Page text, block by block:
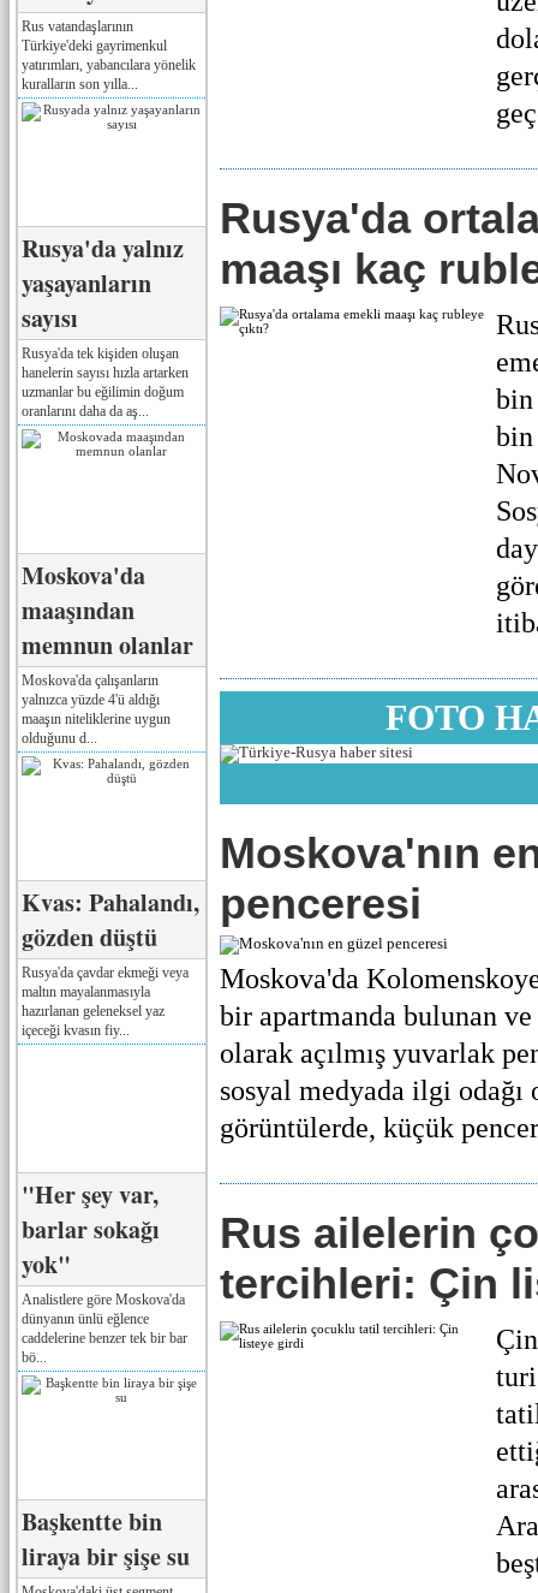
Rus vatandaşlarının
Türkiye'deki gayrimenkul
yatırımları, yabancılara yönelik
kuralların son yılla...
Rusya'da yalnız
yaşayanların
sayısı
Rusya'da tek kişiden oluşan
hanelerin sayısı hızla artarken
uzmanlar bu eğilimin doğum
oranlarını daha da aş...
Moskova'da
maaşından
memnun olanlar
Moskova'da çalışanların
yalnızca yüzde 4'ü aldığı
maaşın niteliklerine uygun
olduğunu d...
Kvas: Pahalandı,
gözden düştü
Rusya'da çavdar ekmeği veya
maltın mayalanmasıyla
hazırlanan geleneksel yaz
içeceği kvasın fiy...
"Her şey var,
barlar sokağı
yok"
Analistlere göre Moskova'da
dünyanın ünlü eğlence
caddelerine benzer tek bir bar
bö...
Başkentte bin
liraya bir şişe su
Rusya'da
maaşı kaç
bin
bin
FOTO
Moskova'nın
penceresi
Moskova'da
bir apartmanda bulunan
olarak açılmış yuvarlak
sosyal medyada ilgi
görüntülerde, küçük
Rus ailelerin
tercihleri: Çin